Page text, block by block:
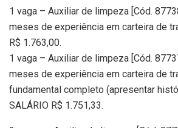
1 vaga – Auxiliar de limpeza [Cód.
meses de experiência em carteira de
R$ 1.763,00.
1 vaga – Auxiliar de limpeza [Cód.
meses de experiência em carteira de
fundamental completo (apresentar
SALÁRIO R$ 1.751,33.